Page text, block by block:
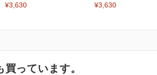
¥3,630 ¥3,630
っています。